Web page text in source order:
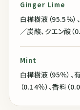
Ginger Lime
白樺樹液（95.5％）
／炭酸、クエン酸（
Mint
白樺樹液（95％）、
（0.14％）、香料（